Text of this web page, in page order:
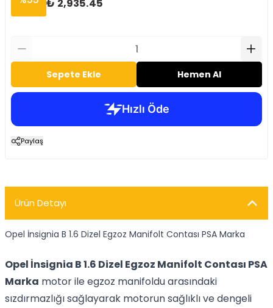
₺ 2,935.45
Sepete Ekle Hemen Al
Paylaş
Ürün Detayı
Opel İnsignia B 1.6 Dizel Egzoz Manifolt Contası PSA Marka
Opel İnsignia B 1.6 Dizel Egzoz Manifolt Contası PSA
Marka motor ile egzoz manifoldu arasındaki
sızdırmazlığı sağlayarak motorun sağlıklı ve dengeli